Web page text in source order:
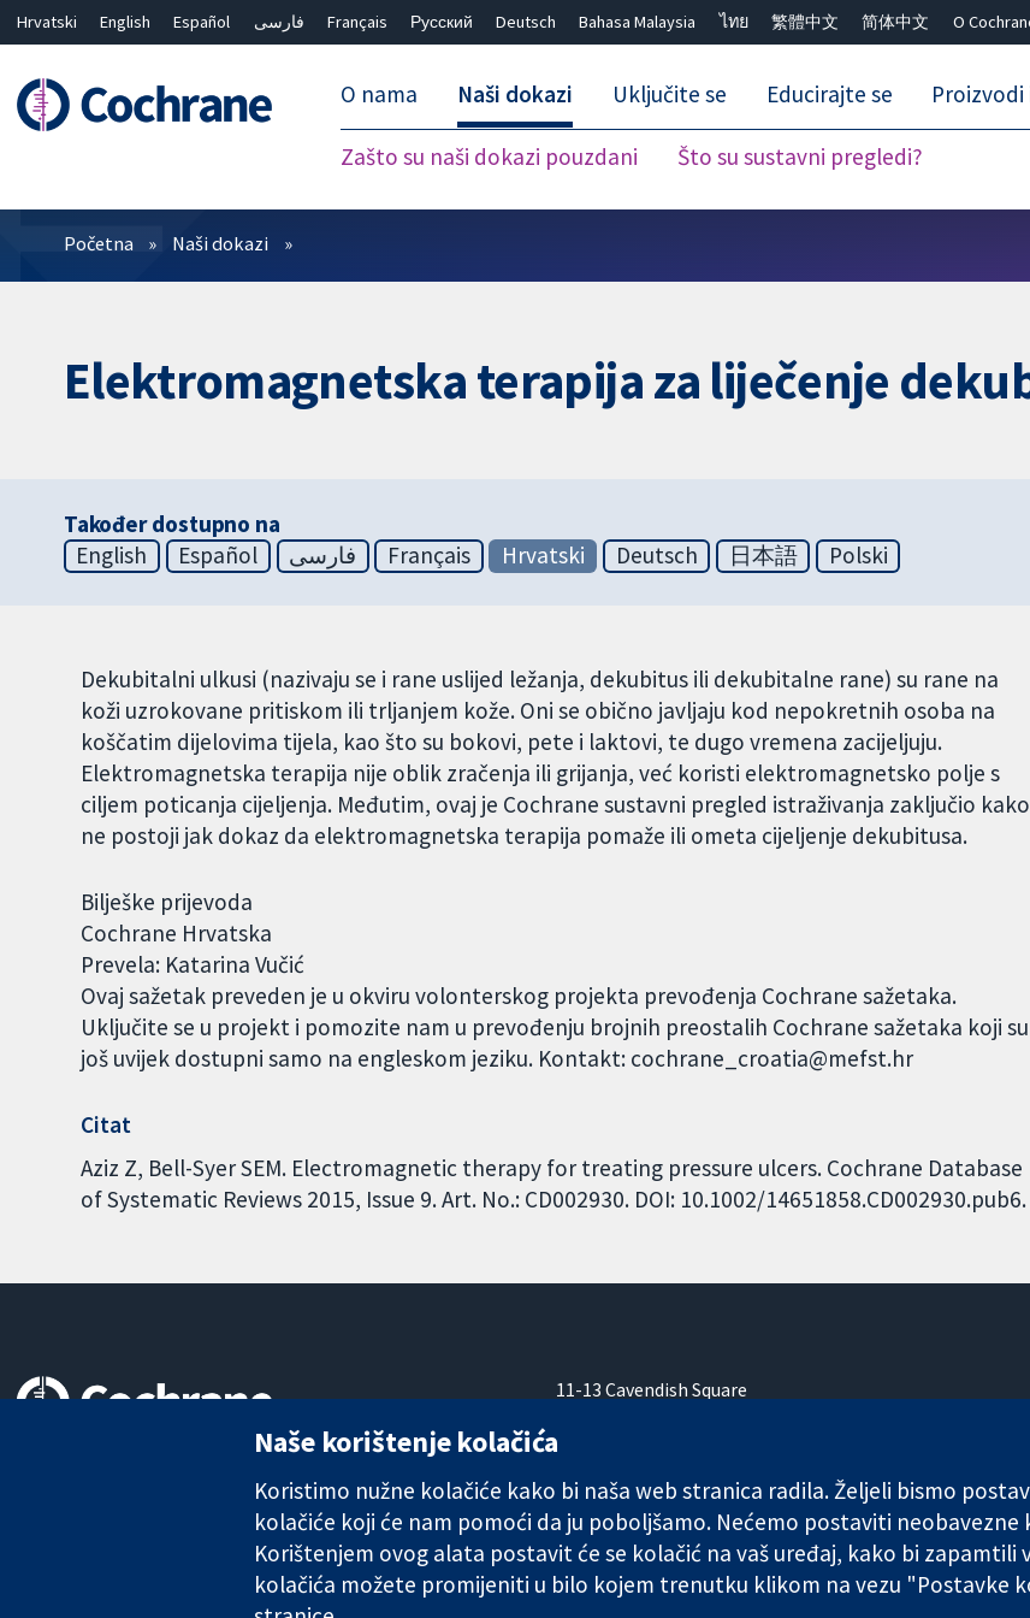
Hrvatski English Español فارسی Français Русский Deutsch Bahasa Malaysia ไทย 繁體中文 简体中文 O
O nama Naši dokazi
Zašto su naši dokazi pouzdani Što su sustavni pregledi?
Uključite se Educirajte se Proizvodi
Prečistači
Početna Naši dokazi
Elektromagnetska terapija za liječenje
Također dostupno na
English
Español فارسی Français Hrvatski Deutsch 日本語 Polski
Dekubitalni ulkusi (nazivaju se i rane uslijed ležanja, dekubitus ili dekubitalne rane) su rane na
koži uzrokovane pritiskom ili trljanjem kože. Oni se obično javljaju kod nepokretnih osoba na
koščatim dijelovima tijela, kao što su bokovi, pete i laktovi, te dugo vremena zacijeljuju.
Elektromagnetska terapija nije oblik zračenja ili grijanja, već koristi elektromagnetsko polje s
ciljem poticanja cijeljenja. Međutim, ovaj je Cochrane sustavni pregled istraživanja zaključio kako
ne postoji jak dokaz da elektromagnetska terapija pomaže ili ometa cijeljenje dekubitusa.
Bilješke prijevoda
Cochrane Hrvatska
Prevela: Katarina Vučić
Ovaj sažetak preveden je u okviru volonterskog projekta prevođenja Cochrane sažetaka.
Uključite se u projekt i pomozite nam u prevođenju brojnih preostalih Cochrane sažetaka koji su
još uvijek dostupni samo na engleskom jeziku. Kontakt: cochrane_croatia@mefst.hr
Citat
Aziz Z, Bell-Syer SEM. Electromagnetic therapy for treating pressure ulcers. Cochrane Database
of Systematic Reviews 2015, Issue 9. Art. No.: CD002930. DOI: 10.1002/14651858.CD002930.pub6.
11-13 Cavendish Square
W1G 0AN
The Cochrane Collaboration is a charity (no. 1045921) and a company limited by guarantee (no. 03044323) registered in
Naše korištenje kolačića
Koristimo nužne kolačiće kako bi naša web stranica radila. Željeli bismo
kolačiće koji će nam pomoći da ju poboljšamo. Nećemo postaviti
Korištenjem ovog alata postavit će se kolačić na vaš uređaj, kako bi zapamtili
kolačića možete promijeniti u bilo kojem trenutku klikom na vezu "Postavke